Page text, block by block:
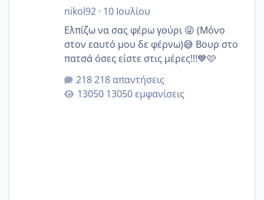
nikol92· 10 Ιουλίου
Ελπίζω να σας φέρω γούρι 😜 (Μόνο
στον εαυτό μου δε φέρνω)😅 Βουρ στο
πατσά όσες είστε στις μέρες!!!💙🩷
218 απαντήσεις
13050 εμφανίσεις